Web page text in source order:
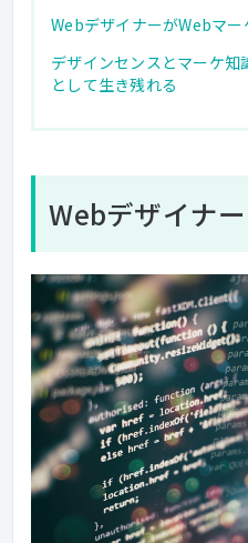
WebデザイナーがWebマー
デザインセンスとマーケ
として生き残れる
Webデザイナ